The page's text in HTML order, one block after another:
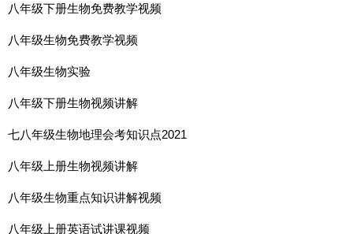
八年级下册生物免费教学视频
八年级生物免费教学视频
八年级生物实验
八年级下册生物视频讲解
七八年级生物地理会考知识点2021
八年级上册生物视频讲解
八年级生物重点知识讲解视频
八年级上册英语试讲课视频